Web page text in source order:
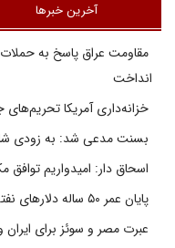
آخرین خبرها
مقاومت عراق پاسخ به
انداخت
خزانه‌داری آمریکا تحریم‌های
بسنت مدعی شد: به زودی
اسحاق دار: امیدواریم
پایان عمر ۵۰ ساله دلارهای نفتی به دست ایران
عبرت مصر و سوئز برای ایران